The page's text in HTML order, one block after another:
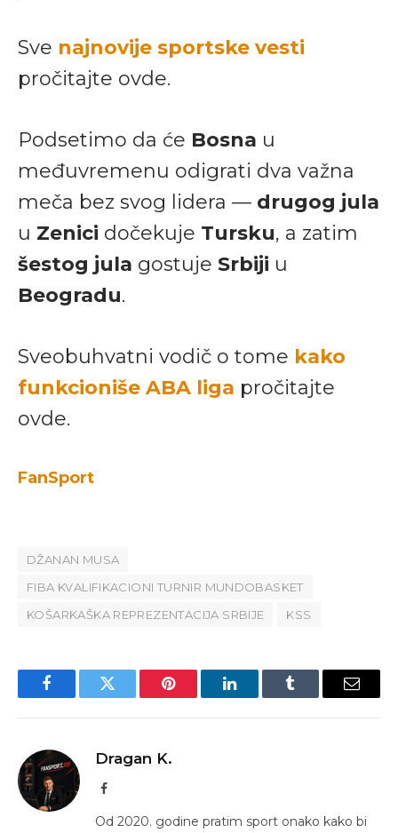
Sve najnovije sportske vesti
pročitajte ovde.
Podsetimo da će Bosna u
međuvremenu odigrati dva važna
meča bez svog lidera — drugog jula
u Zenici dočekuje Tursku, a zatim
šestog jula gostuje Srbiji u
Beogradu.
Sveobuhvatni vodič o tome kako
funkcioniše ABA liga pročitajte
ovde.
FanSport
DŽANAN MUSA
FIBA KVALIFIKACIONI TURNIR MUNDOBASKET
KOŠARKAŠKA REPREZENTACIJA SRBIJE
KSS
FacebookTwitter Pinterest LinkedInTumblr Email
Dragan K.
Facebook
Od 2020. godine pratim sport onako kako bi